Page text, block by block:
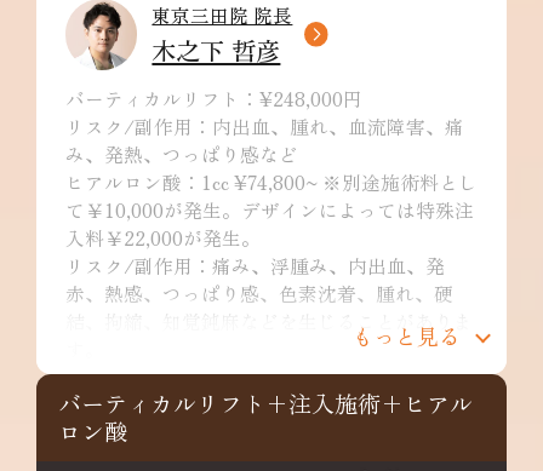
東京三田院 院長
木之下 哲彦
バーティカルリフト：¥248,000円
リスク/副作用：内出血、腫れ、血流障害、痛
み、発熱、つっぱり感など
ヒアルロン酸：1cc ¥74,800~ ※別途施術料とし
て￥10,000が発生。デザインによっては特殊注
入料￥22,000が発生。
リスク/副作用：痛み、浮腫み、内出血、発
赤、熱感、つっぱり感、色素沈着、腫れ、硬
結、拘縮、知覚鈍麻などを生じることがありま
もっと見る
バーティカルリフト+注入施術+ヒアル
ロン酸